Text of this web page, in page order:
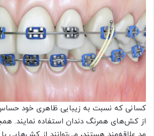
کسانی که نسبت به زیبایی ظاهری خود
از کش‌های همرنگ دندان استفاده نمایند.